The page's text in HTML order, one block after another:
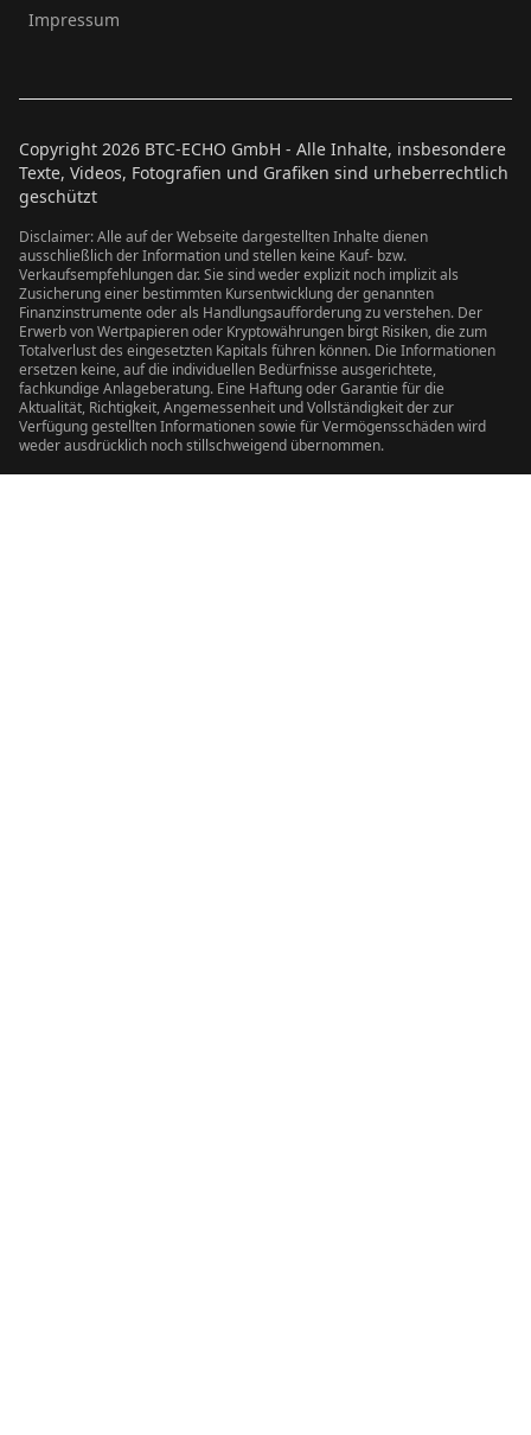
Impressum
Copyright 2026 BTC-ECHO GmbH - Alle Inhalte, insbesondere
Texte, Videos, Fotografien und Grafiken sind urheberrechtlich
geschützt
Disclaimer: Alle auf der Webseite dargestellten Inhalte dienen
ausschließlich der Information und stellen keine Kauf- bzw.
Verkaufsempfehlungen dar. Sie sind weder explizit noch implizit als
Zusicherung einer bestimmten Kursentwicklung der genannten
Finanzinstrumente oder als Handlungsaufforderung zu verstehen. Der
Erwerb von Wertpapieren oder Kryptowährungen birgt Risiken, die zum
Totalverlust des eingesetzten Kapitals führen können. Die Informationen
ersetzen keine, auf die individuellen Bedürfnisse ausgerichtete,
fachkundige Anlageberatung. Eine Haftung oder Garantie für die
Aktualität, Richtigkeit, Angemessenheit und Vollständigkeit der zur
Verfügung gestellten Informationen sowie für Vermögensschäden wird
weder ausdrücklich noch stillschweigend übernommen.